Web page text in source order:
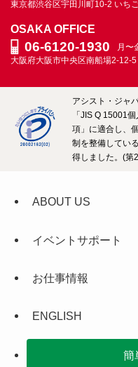
東京都渋谷区宇田川町10-2 いち
OSAKA OFFICE
06-6120-1930
月〜
大阪府大阪市中央区南船場2-12-5
アシスト・ジャ
「JIS Q 15001
項」に適合し、
制を整備してい
得しました。(第
ABOUT US
イベントサポート
お仕事情報
ENGLISH
簡